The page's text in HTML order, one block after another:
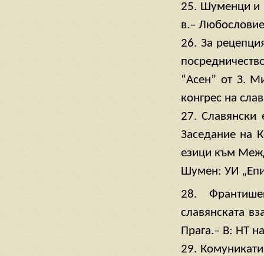
25. Шуменци и
в.–
26. За
“Асен” от З.
конгрес на
27. Славянски
Заседание на
езици към
Шумен: УИ
28.
славянската
Прага.– В: НТ
29.